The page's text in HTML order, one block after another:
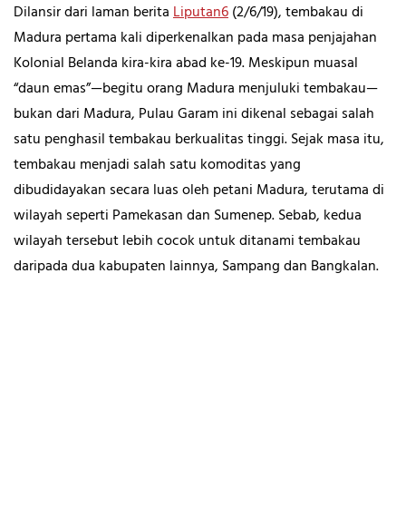
Dilansir dari laman beritaLiputan6(2/6/19), tembakau di
Madura pertama kali diperkenalkan pada masa penjajahan
Kolonial Belanda kira-kira abad ke-19. Meskipun muasal
“daun emas”—begitu orang Madura menjuluki tembakau—
bukan dari Madura, Pulau Garam ini dikenal sebagai salah
satu penghasil tembakau berkualitas tinggi. Sejak masa itu,
tembakau menjadi salah satu komoditas yang
dibudidayakan secara luas oleh petani Madura, terutama di
wilayah seperti Pamekasan dan Sumenep. Sebab, kedua
wilayah tersebut lebih cocok untuk ditanami tembakau
daripada dua kabupaten lainnya, Sampang dan Bangkalan.